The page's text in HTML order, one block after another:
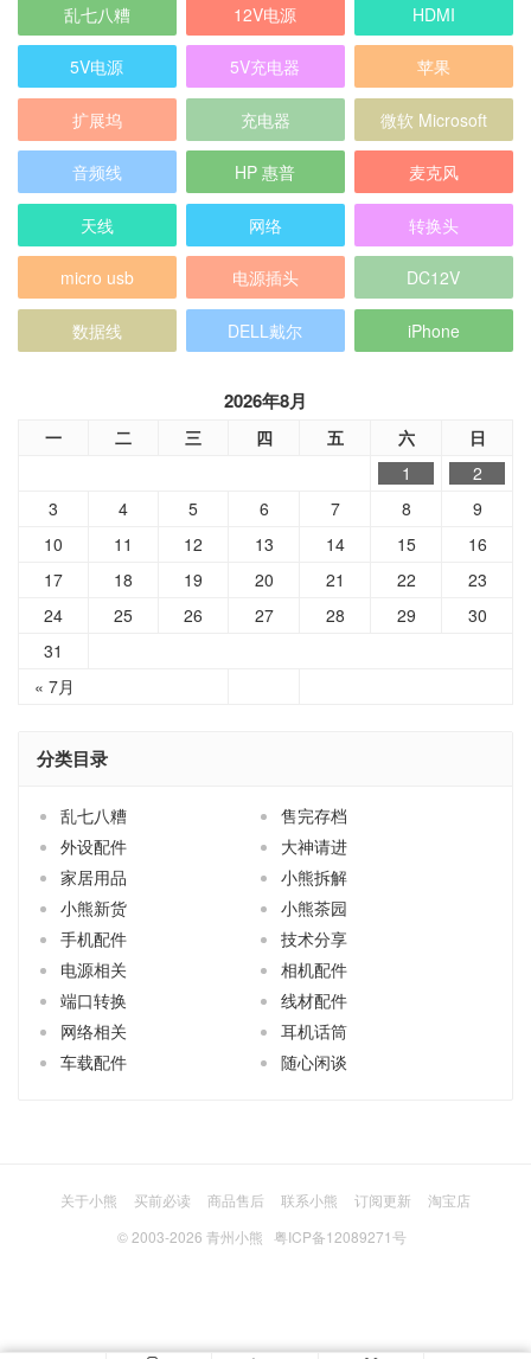
乱七八糟 12V电源 HDMI
5V电源 5V充电器 苹果
扩展坞 充电器 微软 Microsoft
音频线 HP 惠普 麦克风
天线 网络 转换头
micro usb 电源插头 DC12V
数据线 DELL戴尔 iPhone
2026年8月
一 二 三 四 五 六 日
« 7月
1
2
3
4 5 6 7 8
9
10
11 12 13 14 15
16
17
18 19 20 21 22
23
24
25 26 27 28 29
30
31
分类目录
乱七八糟
售完存档
外设配件
大神请进
家居用品
小熊拆解
小熊新货
小熊茶园
手机配件
技术分享
电源相关
相机配件
端口转换
线材配件
网络相关
耳机话筒
车载配件
随心闲谈
关于小熊 买前必读 商品售后 联系小熊 订阅更新
淘宝店
© 2003-2026 青州小熊 粤ICP备12089271号